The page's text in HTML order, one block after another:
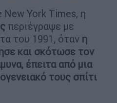
York Times, η
περιέγραψε με
του 1991, όταν η
και σκότωσε τον
έπειτα από μια
τους σπίτι